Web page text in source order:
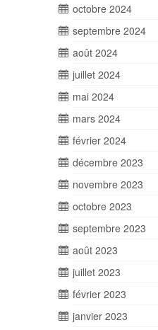
octobre 2024
septembre 2024
août 2024
juillet 2024
mai 2024
mars 2024
février 2024
décembre 2023
novembre 2023
octobre 2023
septembre 2023
août 2023
juillet 2023
février 2023
janvier 2023